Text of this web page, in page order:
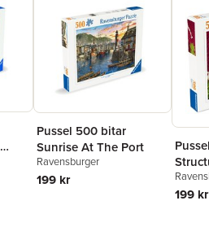
Pussel 500 bitar
Sunrise At The Port
Ravensburger
199 kr
199 kr